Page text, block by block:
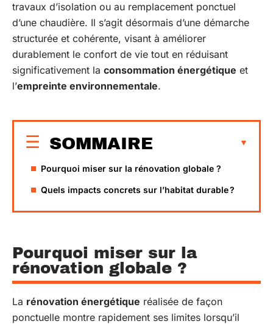
travaux d’isolation ou au remplacement ponctuel
d’une chaudière. Il s’agit désormais d’une démarche
structurée et cohérente, visant à améliorer
durablement le confort de vie tout en réduisant
significativement la consommation énergétique et
l’empreinte environnementale.
SOMMAIRE
Pourquoi miser sur la rénovation globale ?
Quels impacts concrets sur l’habitat durable ?
Pourquoi miser sur la
rénovation globale ?
La rénovation énergétique réalisée de façon
ponctuelle montre rapidement ses limites lorsqu’il